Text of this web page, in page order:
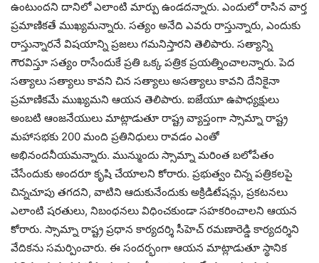
ఉంటుందని దానిలో ఎలాంటి మార్పు ఉండదన్నారు. ఎందులో రాసిన వార్త
ప్రమాణికతే ముఖ్యమన్నారు. సత్యం అనేది ఎవరు రాస్తున్నారు, ఎందుకు
రాస్తున్నారనే విషయాన్ని ప్రజలు గమనిస్తారని తెలిపారు. సత్యాన్ని
గౌరవిస్తూ సత్యం రాసేందుకే ప్రతి ఒక్క పత్రిక ప్రయత్నించాలన్నారు. పెద
సత్యాలు సత్యాలు కావని చిన సత్యాలు అసత్యాలు కావని దేనికైనా
ప్రమాణికమే ముఖ్యమని ఆయన తెలిపారు. ఐజేయూ ఉపాధ్యక్షులు
అంబటి ఆంజనేయులు మాట్లాడుతూ రాష్ట్ర వ్యాప్తంగా స్సామ్నా రాష్ట్ర
మహాసభకు 200 మంది ప్రతినిధులు రావడం ఎంతో
అభినందనీయమన్నారు. మున్ముందు స్సామ్నా మరింత బలోపేతం
చేసేందుకు అందరూ కృషి చేయాలని కోరారు. ప్రభుత్వం చిన్న పత్రికలపై
చిన్నచూపు తగదని, వాటిని ఆదుకునేందుకు అక్రిడిటేషన్లు, ప్రకటనలు
ఎలాంటి షరతులు, నిబంధనలు విధించకుండా సహకరించాలని ఆయన
కోరారు. స్సామ్నా రాష్ట్ర ప్రధాన కార్యదర్శి సీహెచ్ రమణారెడ్డి కార్యదర్శిని
వేదికను సమర్పించారు. ఈ సందర్భంగా ఆయన మాట్లాడుతూ స్థానిక